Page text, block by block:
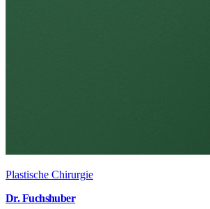
Plastische Chirurgie
Dr. Fuchshuber